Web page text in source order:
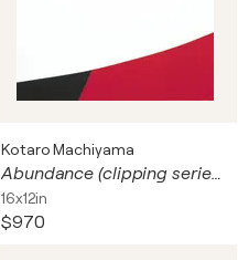
Kotaro Machiyama
Abundance (clipping series - Be conveyed)
16x12in
$970